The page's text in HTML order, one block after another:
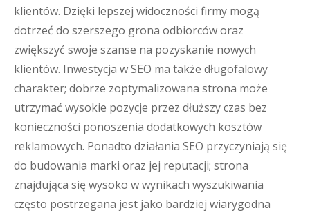
klientów. Dzięki lepszej widoczności firmy mogą
dotrzeć do szerszego grona odbiorców oraz
zwiększyć swoje szanse na pozyskanie nowych
klientów. Inwestycja w SEO ma także długofalowy
charakter; dobrze zoptymalizowana strona może
utrzymać wysokie pozycje przez dłuższy czas bez
konieczności ponoszenia dodatkowych kosztów
reklamowych. Ponadto działania SEO przyczyniają się
do budowania marki oraz jej reputacji; strona
znajdująca się wysoko w wynikach wyszukiwania
często postrzegana jest jako bardziej wiarygodna